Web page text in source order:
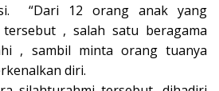
“Dari 12 orang anak yang
tersebut , salah satu beragama
, sambil minta orang tuanya
diri.